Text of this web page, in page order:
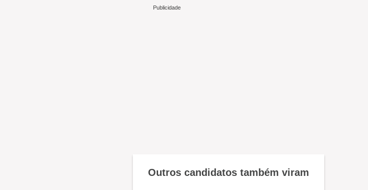
Outros candidatos também viram